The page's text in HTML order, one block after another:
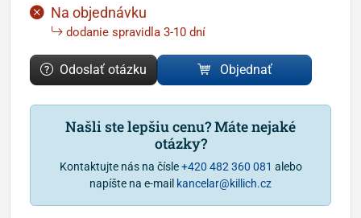
Na objednávku
dodanie spravidla 3-10 dní
Odoslať otázku Objednať
Našli ste lepšiu cenu? Máte nejaké
otázky?
Kontaktujte nás na čísle+420 482 360 081 alebo
napíšte na e-mail kancelar@killich.cz